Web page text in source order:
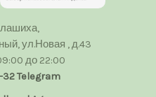
ул.Новая , д.43
до 22:00
32Telegram